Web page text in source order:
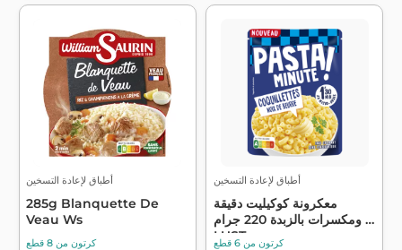
أطباق لإعادة التسخين
285g Blanquette De
Veau Ws
كرتون من 8 قطع
أطباق لإعادة التسخين
معكرونة كوكيليت دقيقة
ومكسرات بالزبدة 220 جرام -
LUST...كرتون من 6 قطع